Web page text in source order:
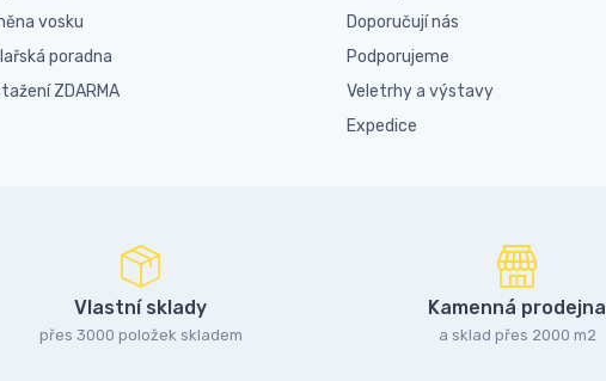
vosku
poradna
ZDARMA
Doporučují nás
Podporujeme
Veletrhy a výstavy
Expedice
Vlastní sklady
přes 3000 položek skladem
Kamenná prodejna
a sklad přes 2000 m2